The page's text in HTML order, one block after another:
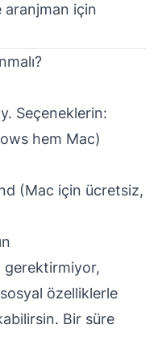
aranjman için
Seçeneklerin:
hem Mac)
(Mac için ücretsiz,
gerektirmiyor,
özelliklerle
Bir süre